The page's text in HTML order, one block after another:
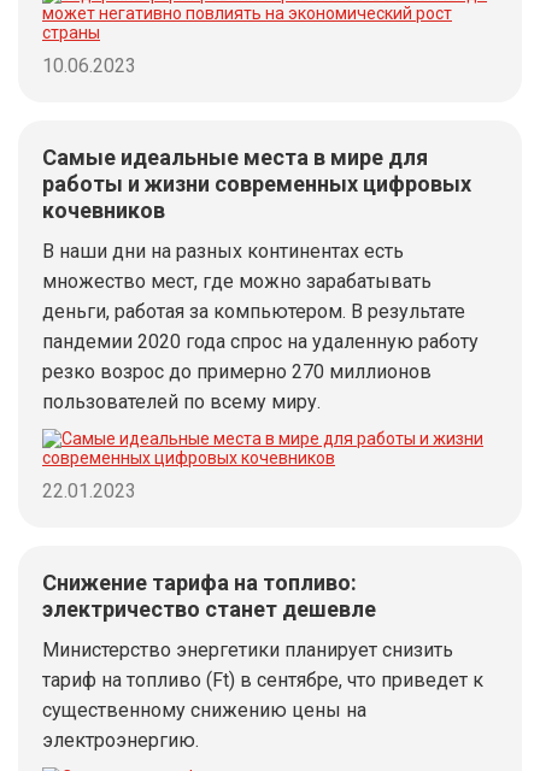
10.06.2023
Самые идеальные места в мире для
работы и жизни современных цифровых
кочевников
В наши дни на разных континентах есть
множество мест, где можно зарабатывать
деньги, работая за компьютером. В результате
пандемии 2020 года спрос на удаленную работу
резко возрос до примерно 270 миллионов
пользователей по всему миру.
22.01.2023
Снижение тарифа на топливо:
электричество станет дешевле
Министерство энергетики планирует снизить
тариф на топливо (Ft) в сентябре, что приведет к
существенному снижению цены на
электроэнергию.